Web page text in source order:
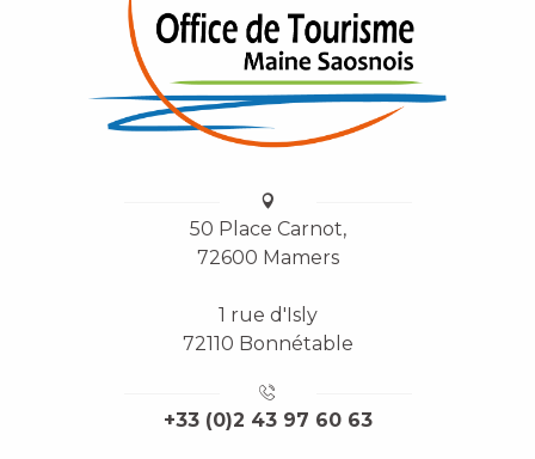
50 Place Carnot,
72600 Mamers
1 rue d'Isly
72110 Bonnétable
+33 (0)2 43 97 60 63